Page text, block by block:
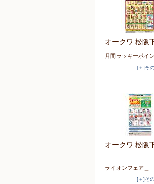
オークワ 松阪
月間ラッキーポイン
[＋]そ
オークワ 松阪
ライオンフェア＿
[＋]そ